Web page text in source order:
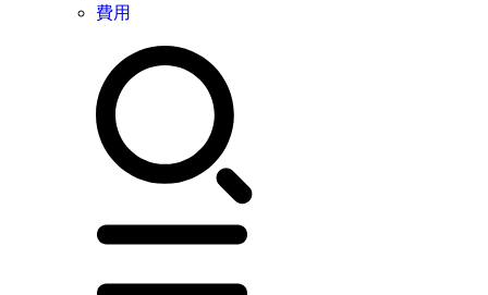
費用